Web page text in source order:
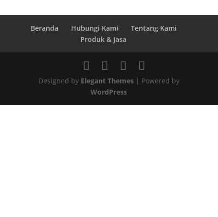
Beranda Hubungi Kami
Tentang Kami
Produk & Jasa
Designed by Elegant Themes| Powered by
WordPress